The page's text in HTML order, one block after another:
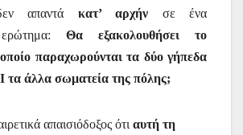
απαντά κατ’ αρχήν σε ένα
ερώτημα: Θα εξακολουθήσει το
παραχωρούνται τα δύο γήπεδα
άλλα σωματεία της πόλης;
απαισιόδοξος ότι αυτή τη